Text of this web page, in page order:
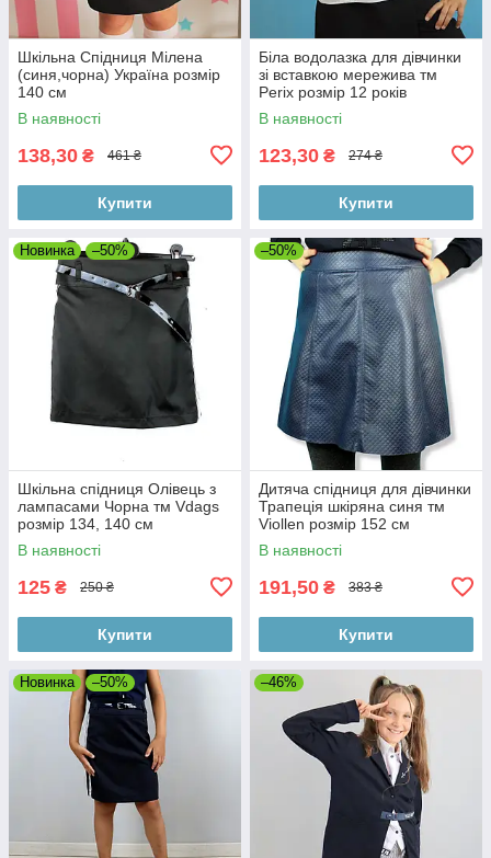
Шкільна Спідниця Мілена
(синя,чорна) Україна розмір
140 см
В наявності
138,30 ₴ 461 ₴
Купити
Біла водолазка для дівчинки
зі вставкою мережива тм
Perix розмір 12 років
В наявності
123,30 ₴ 274 ₴
Купити
Новинка –50%
Шкільна спідниця Олівець з
лампасами Чорна тм Vdags
розмір 134, 140 см
В наявності
125 ₴ 250 ₴
Купити
–50%
Дитяча спідниця для дівчинки
Трапеція шкіряна синя тм
Viollen розмір 152 см
В наявності
191,50 ₴ 383 ₴
Купити
Новинка –50% –46%